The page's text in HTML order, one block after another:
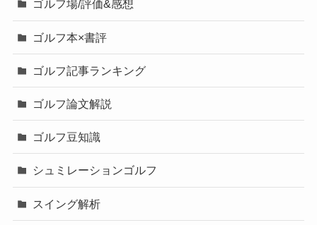
ゴルフ場/評価&感想
ゴルフ本×書評
ゴルフ記事ランキング
ゴルフ論文解説
ゴルフ豆知識
シュミレーションゴルフ
スイング解析